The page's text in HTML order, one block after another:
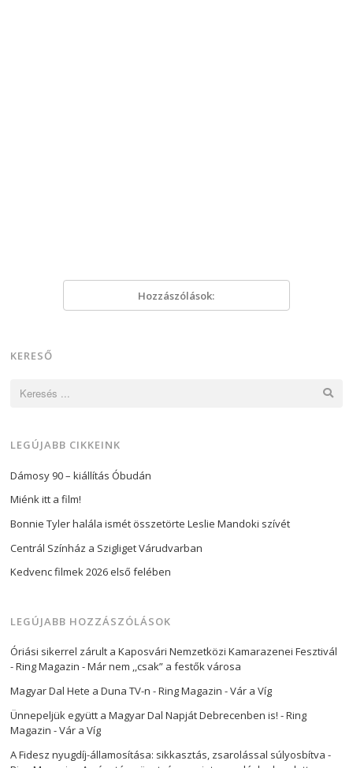
Hozzászólások:
KERESŐ
LEGÚJABB CIKKEINK
Dámosy 90 – kiállítás Óbudán
Miénk itt a film!
Bonnie Tyler halála ismét összetörte Leslie Mandoki szívét
Centrál Színház a Szigliget Várudvarban
Kedvenc filmek 2026 első felében
LEGÚJABB HOZZÁSZÓLÁSOK
Óriási sikerrel zárult a Kaposvári Nemzetközi Kamarazenei Fesztivál
- Ring Magazin -Már nem ,,csak” a festők városa
Magyar Dal Hete a Duna TV-n - Ring Magazin -Vár a Víg
Ünnepeljük együtt a Magyar Dal Napját Debrecenben is! - Ring
Magazin -Vár a Víg
A Fidesz nyugdíj-államosítása: sikkasztás, zsarolással súlyosbítva -